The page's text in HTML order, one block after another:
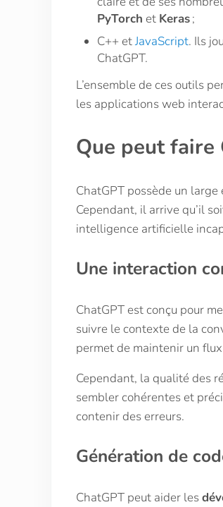
PyTorch et Keras;
C++ etJavaScript. Ils
ChatGPT.
L’ensemble de ces outils
les applications web
Que peut faire
ChatGPT possède un
Cependant, il arrive qu’il
intelligence artificielle
Une interaction
ChatGPT est conçu pour
suivre le contexte de la
permet de maintenir un
Cependant, la qualité des
sembler cohérentes et
contenir des erreurs.
Génération de
ChatGPT peut aider les